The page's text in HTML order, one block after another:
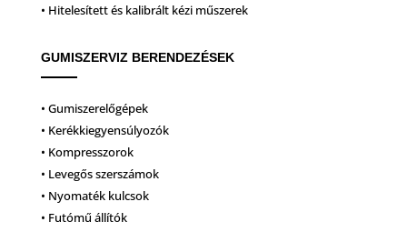
• Hitelesített és kalibrált kézi műszerek
GUMISZERVIZ BERENDEZÉSEK
• Gumiszerelőgépek
• Kerékkiegyensúlyozók
• Kompresszorok
• Levegős szerszámok
• Nyomaték kulcsok
• Futómű állítók